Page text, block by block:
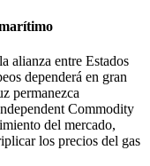
alianza entre Estados
dependerá en gran
permanezca
Commodity
del mercado,
los precios del gas